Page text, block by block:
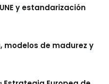
y estandarización
modelos de madurez y